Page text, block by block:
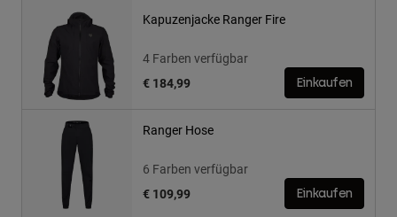
Kapuzenjacke Ranger Fire
4 Farben verfügbar
€ 184,99
Einkaufen
Ranger Hose
6 Farben verfügbar
€ 109,99
Einkaufen